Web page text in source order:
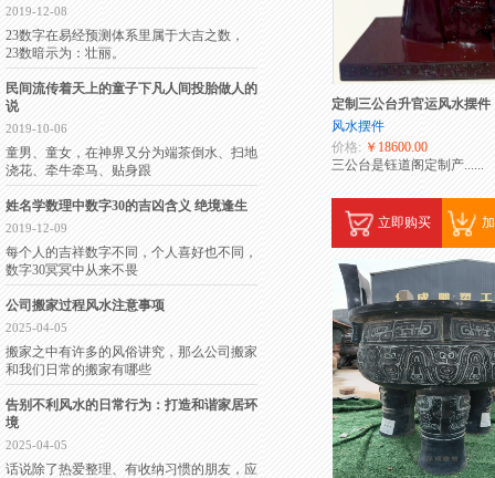
2019-12-08
23数字在易经预测体系里属于大吉之数，
23数暗示为：壮丽。
民间流传着天上的童子下凡人间投胎做人的
说
2019-10-06
童男、童女，在神界又分为端茶倒水、扫地
浇花、牵牛牵马、贴身跟
姓名学数理中数字30的吉凶含义 绝境逢生
2019-12-09
每个人的吉祥数字不同，个人喜好也不同，
数字30冥冥中从来不畏
公司搬家过程风水注意事项
2025-04-05
搬家之中有许多的风俗讲究，那么公司搬家
和我们日常的搬家有哪些
告别不利风水的日常行为：打造和谐家居环
境
2025-04-05
话说除了热爱整理、有收纳习惯的朋友，应
定制三公台升官运风水摆件
风水摆件
价格: ￥18600.00
三公台是钰道阁定制产......
立即购买